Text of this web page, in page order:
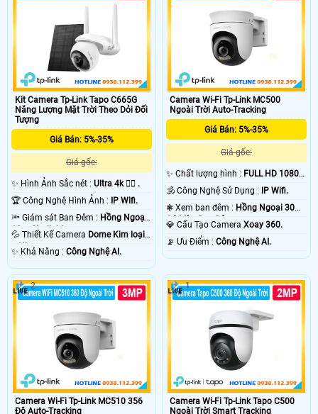
Kit Camera Tp-Link Tapo C665G
Năng Lượng Mặt Trời Theo Dỏi Đối
Tượng
Giá Bán: 5%-35%
Giá gốc:
✨ Hình Ảnh Sắc nét : Ultra 4k 👍🏾 .
🏆 Công Nghệ Hình Ảnh :
IP Wifi.
🔦 Giám sát Ban Đêm : Hồng Ngoại
10m Starlight.
💦 Thiết Kế Camera Dome Kim loại
+ Nhựa.
️✨ Khả Năng : Công Nghệ AI.
Camera Wi-Fi Tp-Link MC500
Ngoài Trời Auto-Tracking
Giá Bán: 5%-35%
Giá gốc:
✨ Chất lượng hình : FULL HD 1080P
🕉️ Công Nghệ Sử Dụng :
IP Wifi.
❃ Xem ban đêm : Hồng Ngoại 30m
Có Màu Ban Ðêm.
💎 Cấu Tạo CameraXoay 360.
️📡 Ưu Điểm :Công Nghệ AI.
Camera Wi-Fi Tp-Link MC510 356
Độ Auto-Tracking
2
Camera Wi-Fi Tp-Link Tapo C500
Ngoài Trời Smart Tracking
1